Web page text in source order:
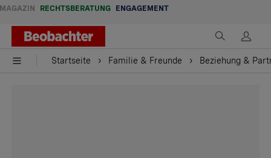
MAGAZIN RECHTSBERATUNG ENGAGEMENT
Startseite Familie & Freunde Beziehung &